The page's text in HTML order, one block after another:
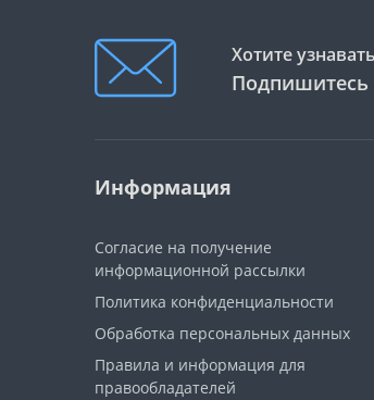
Хотите
Подпишитесь
Информация
Согласие на получение
информационной рассылки
Политика конфиденциальности
Обработка персональных данных
Правила и информация для
правообладателей